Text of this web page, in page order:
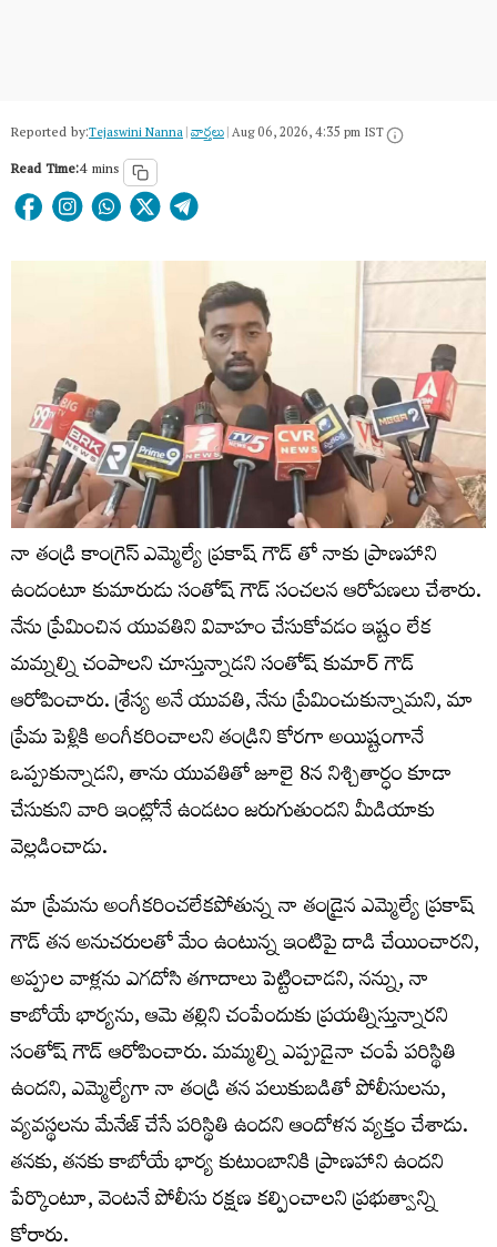
Reported by:Tejaswini Nanna|వార్త‌లు|Aug 06, 2026, 4:35 pm IST
Read Time:4 mins
నా తండ్రి కాంగ్రెస్ ఎమ్మెల్యే ప్రకాష్ గౌడ్ తో నాకు ప్రాణహాని
ఉందంటూ కుమారుడు సంతోష్ గౌడ్ సంచలన ఆరోపణలు చేశారు.
నేను ప్రేమించిన యువతిని వివాహం చేసుకోవడం ఇష్టం లేక
మమ్నల్ని చంపాలని చూస్తున్నాడని సంతోష్ కుమార్ గౌడ్
ఆరోపించారు. శ్రేస్య అనే యువతి, నేను ప్రేమించుకున్నామని, మా
ప్రేమ పెళ్లికి అంగీకరించాలని తండ్రిని కోరగా అయిష్టంగానే
ఒప్పుకున్నాడని, తాను యువతితో జూలై 8న నిశ్చితార్ధం కూడా
చేసుకుని వారి ఇంట్లోనే ఉండటం జరుగుతుందని మీడియాకు
వెల్లడించాడు.
మా ప్రేమను అంగీకరించలేకపోతున్న నా తండ్రైన ఎమ్మెల్యే ప్రకాష్
గౌడ్ తన అనుచరులతో మేం ఉంటున్న ఇంటిపై దాడి చేయించారని,
అప్పుల వాళ్లను ఎగదోసి తగాదాలు పెట్టించాడని, నన్ను, నా
కాబోయే భార్యను, ఆమె తల్లిని చంపేందుకు ప్రయత్నిస్తున్నారని
సంతోష్ గౌడ్ ఆరోపించారు. మమ్మల్ని ఎప్పుడైనా చంపే పరిస్థితి
ఉందని, ఎమ్మెల్యేగా నా తండ్రి తన పలుకుబడితో పోలీసులను,
వ్యవస్థలను మేనేజ్ చేసే పరిస్థితి ఉందని ఆందోళన వ్యక్తం చేశాడు.
తనకు, తనకు కాబోయే భార్య కుటుంబానికి ప్రాణహాని ఉందని
పేర్కొంటూ, వెంటనే పోలీసు రక్షణ కల్పించాలని ప్రభుత్వాన్ని